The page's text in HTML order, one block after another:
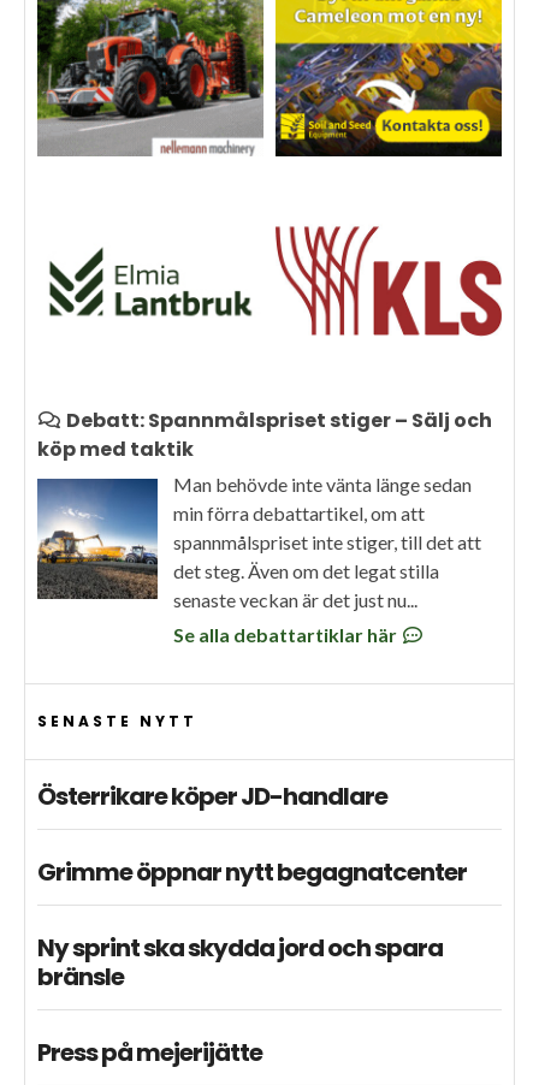
Debatt: Spannmålspriset stiger – Sälj och
köp med taktik
Man behövde inte vänta länge sedan
min förra debattartikel, om att
spannmålspriset inte stiger, till det att
det steg. Även om det legat stilla
senaste veckan är det just nu...
Se alla debattartiklar här
SENASTE NYTT
Österrikare köper JD-handlare
Grimme öppnar nytt begagnatcenter
Ny sprint ska skydda jord och spara
bränsle
Press på mejerijätte